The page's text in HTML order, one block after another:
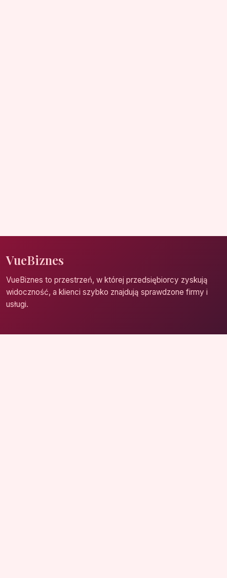
VueBiznes
VueBiznes to przestrzeń, w której przedsiębiorcy zyskują
widoczność, a klienci szybko znajdują sprawdzone firmy i
usługi.